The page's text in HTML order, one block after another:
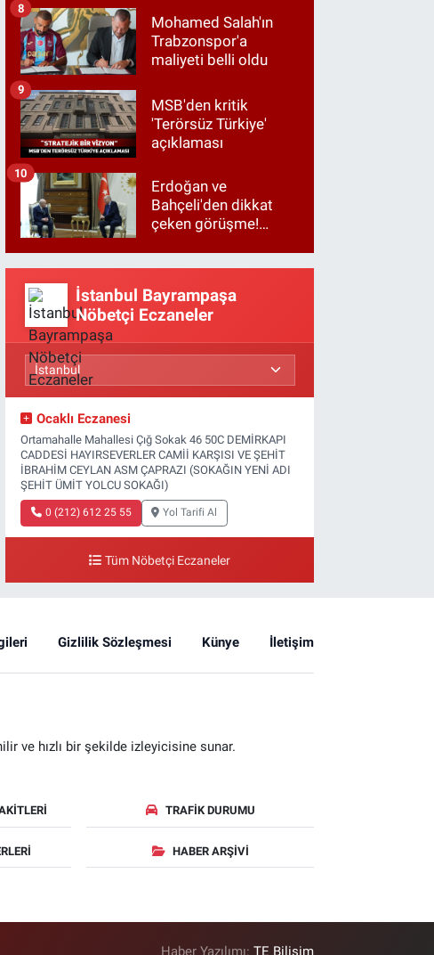
Mohamed Salah'ın
Trabzonspor'a
maliyeti belli oldu
8
MSB'den kritik
'Terörsüz Türkiye'
açıklaması
9
Erdoğan ve
Bahçeli'den dikkat
çeken görüşme!
10
İstanbul Bayrampaşa
Nöbetçi Eczaneler
Ocaklı Eczanesi
Ortamahalle Mahallesi Çığ Sokak 46 50C DEMİRKAPI
CADDESİ HAYIRSEVERLER CAMİİ KARŞISI VE ŞEHİT
İBRAHİM CEYLAN ASM ÇAPRAZI (SOKAĞIN YENİ ADI
ŞEHİT ÜMİT YOLCU SOKAĞI)
0 (212) 612 25 55 Yol Tarifi Al
Tüm Nöbetçi Eczaneler
Gizlilik Sözleşmesi Künye İletişim
ve hızlı bir şekilde izleyicisine sunar.
TRAFIK DURUMU
HABER ARŞIVI
Haber Yazılımı:TE Bilişim